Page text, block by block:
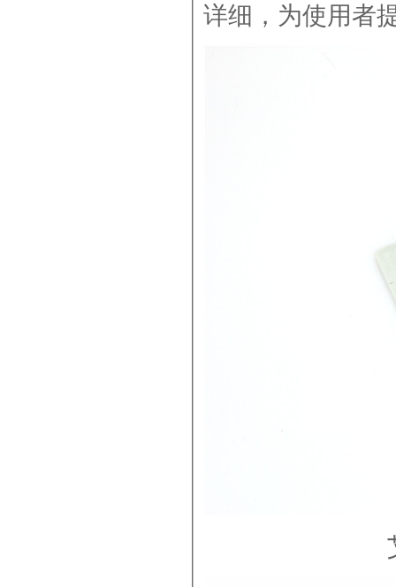
详细，为使用者